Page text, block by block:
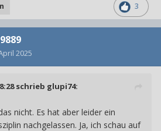
3
2025
schrieb glupi74:
nicht. Es hat aber leider ein
nachgelassen. Ja, ich schau auf